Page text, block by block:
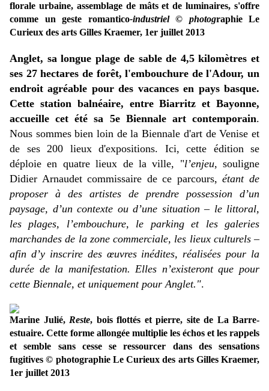
florale urbaine, assemblage de mâts et de luminaires, s'offre
comme un geste romantico-industriel © photographie Le
Curieux des arts Gilles Kraemer, 1er juillet 2013
Anglet, sa longue plage de sable de 4,5 kilomètres et
ses 27 hectares de forêt, l'embouchure de l'Adour, un
endroit agréable pour des vacances en pays basque.
Cette station balnéaire, entre Biarritz et Bayonne,
accueille cet été sa 5e Biennale art contemporain.
Nous sommes bien loin de la Biennale d'art de Venise et
de ses 200 lieux d'expositions. Ici, cette édition se
déploie en quatre lieux de la ville, "l’enjeu, souligne
Didier Arnaudet commissaire de ce parcours,étant de
proposer à des artistes de prendre possession d’un
paysage, d’un contexte ou d’une situation – le littoral,
les plages, l’embouchure, le parking et les galeries
marchandes de la zone commerciale, les lieux culturels –
afin d’y inscrire des œuvres inédites, réalisées pour la
durée de la manifestation. Elles n’existeront que pour
cette Biennale, et uniquement pour Anglet.".
Marine Julié, Reste, bois flottés et pierre, site de La Barre-
estuaire. Cette forme allongée multiplie les échos et les rappels
et semble sans cesse se ressourcer dans des sensations
fugitives © photographie Le Curieux des arts Gilles Kraemer,
1er juillet 2013